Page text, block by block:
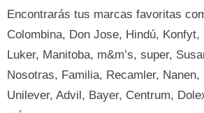
Encontrarás tus marcas favoritas
Colombina, Don Jose, Hindú,
Luker, Manitoba, m&m’s, super,
Nosotras, Familia, Recamler, Nanen,
Unilever, Advil, Bayer, Centrum,